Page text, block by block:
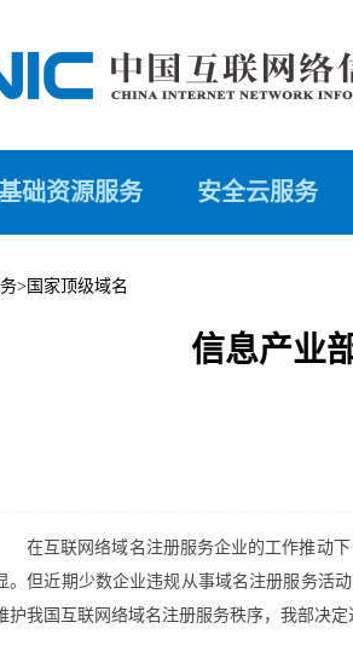
础资源服务 安全云服务
> 国家顶级域名
信息产业
在互联网络域名注册服务企业的工作推动
。但近期少数企业违规从事域名注册服务活
护我国互联网络域名注册服务秩序，我部决